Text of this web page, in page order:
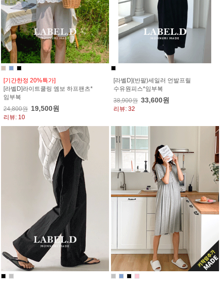
[기간한정 20%특가]
[라벨D]라이트쿨링 엠보 하프팬츠*
임부복
24,800원 19,500원
리뷰: 10
[라벨D](반팔)세일러 언발프릴
수유원피스*임부복
38,900원 33,600원
리뷰: 32